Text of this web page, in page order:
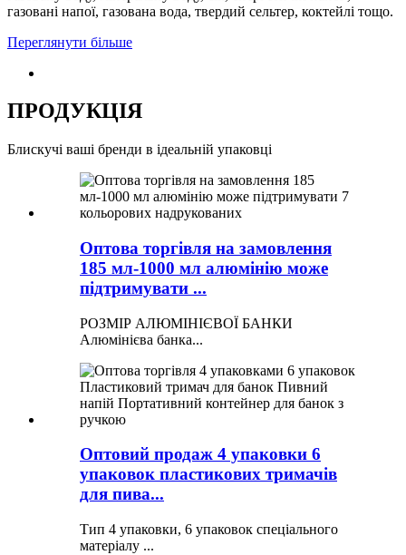
газовані напої, газована вода, твердий сельтер, коктейлі тощо.
Переглянути більше
ПРОДУКЦІЯ
Блискучі ваші бренди в ідеальній упаковці
Оптова торгівля на замовлення
185 мл-1000 мл алюмінію може
підтримувати ...
РОЗМІР АЛЮМІНІЄВОЇ БАНКИ
Алюмінієва банка...
Оптовий продаж 4 упаковки 6
упаковок пластикових тримачів
для пива...
Тип 4 упаковки, 6 упаковок спеціального
матеріалу ...